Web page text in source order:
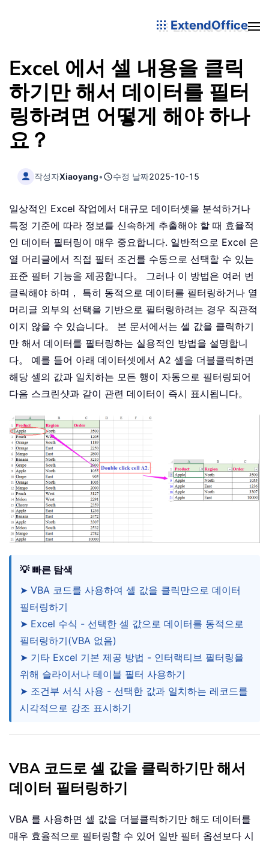
ExtendOffice
Excel 에서 셀 내용을 클릭
하기만 해서 데이터를 필터
링하려면 어떻게 해야 하나
요？
작성자Xiaoyang• 수정 날짜2025-10-15
일상적인 Excel 작업에서 대규모 데이터셋을 분석하거나
특정 기준에 따라 정보를 신속하게 추출해야 할 때 효율적
인 데이터 필터링이 매우 중요합니다. 일반적으로 Excel 은
열 머리글에서 직접 필터 조건를 수동으로 선택할 수 있는
표준 필터 기능을 제공합니다。 그러나 이 방법은 여러 번
클릭해야 하며， 특히 동적으로 데이터를 필터링하거나 열
머리글 외부의 선택을 기반으로 필터링하려는 경우 직관적
이지 않을 수 있습니다。 본 문서에서는 셀 값을 클릭하기
만 해서 데이터를 필터링하는 실용적인 방법을 설명합니
다。 예를 들어 아래 데이터셋에서 A2 셀을 더블클릭하면
해당 셀의 값과 일치하는 모든 행이 자동으로 필터링되어
다음 스크린샷과 같이 관련 데이터이 즉시 표시됩니다。
💡 빠른 탐색
➤ VBA 코드를 사용하여 셀 값을 클릭만으로 데이터
필터링하기
➤ Excel 수식 - 선택한 셀 값으로 데이터를 동적으로
필터링하기(VBA 없음)
➤ 기타 Excel 기본 제공 방법 - 인터랙티브 필터링을
위해 슬라이서나 테이블 필터 사용하기
➤ 조건부 서식 사용 - 선택한 값과 일치하는 레코드를
시각적으로 강조 표시하기
VBA 코드로 셀 값을 클릭하기만 해서
데이터 필터링하기
VBA 를 사용하면 셀 값을 더블클릭하기만 해도 데이터를
매우 효율적으로 필터링할 수 있어 일반 필터 옵션보다 시